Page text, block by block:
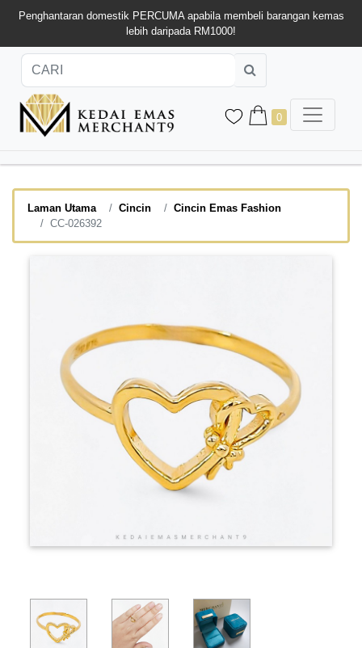
Penghantaran domestik PERCUMA apabila membeli barangan kemas
lebih daripada RM1000!
0
Laman Utama Cincin
Cincin Emas Fashion
CC-026392